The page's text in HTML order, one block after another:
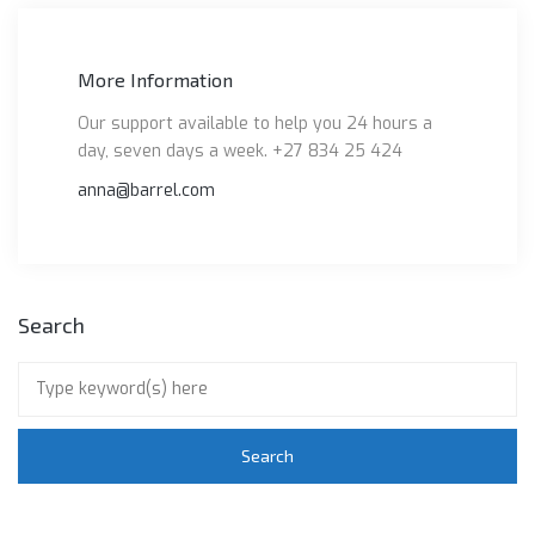
More Information
Our support available to help you 24 hours a
day, seven days a week. +27 834 25 424
anna@barrel.com
Search